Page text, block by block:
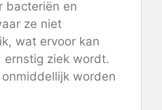
bacteriën en
ze niet
wat ervoor kan
ernstig ziek wordt.
worden